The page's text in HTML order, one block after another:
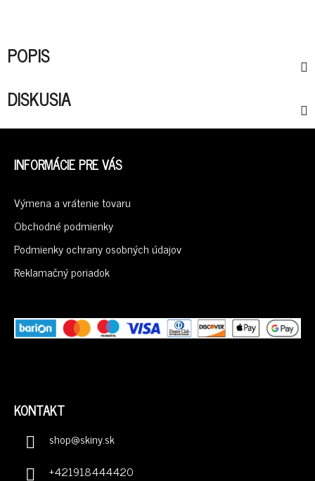
POPIS
DISKUSIA
Z
INFORMÁCIE PRE VÁS
Výmena a vrátenie tovaru
Obchodné podmienky
Podmienky ochrany osobných údajov
Reklamačný poriadok
KONTAKT
shop@skiny.sk
+421918444420